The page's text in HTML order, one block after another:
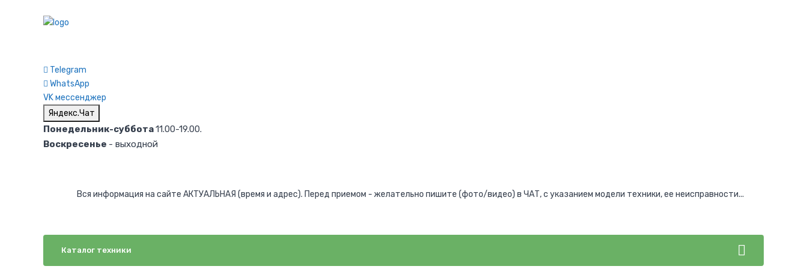
Telegram
WhatsApp
VK мессенджер
Яндекс.Чат
Понедельник-суббота11.00-19.00.
Воскресенье - выходной
Вся информация на сайте АКТУАЛЬНАЯ (время и адрес). Перед приемом - желательно пишите (фото/видео) в ЧАТ, с указанием модели техники, ее неисправности...
Каталог техники